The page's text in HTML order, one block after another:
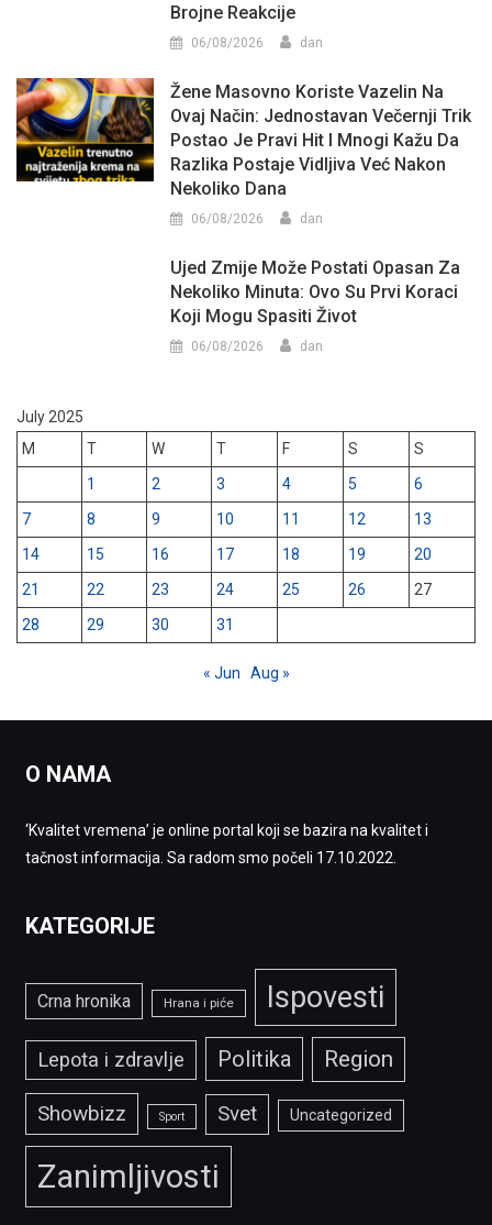
Brojne Reakcije
06/08/2026 dan
Žene Masovno Koriste Vazelin Na
Ovaj Način: Jednostavan Večernji Trik
Postao Je Pravi Hit I Mnogi Kažu Da
Razlika Postaje Vidljiva Već Nakon
Nekoliko Dana
06/08/2026 dan
Ujed Zmije Može Postati Opasan Za
Nekoliko Minuta: Ovo Su Prvi Koraci
Koji Mogu Spasiti Život
06/08/2026 dan
July 2025
M
T W T F S
S
1
2 3 4 5
6
7
8 9 10 11 12
13
14
15 16 17 18 19
20
21
22 23 24 25 26
27
28
29 30 31
« Jun Aug »
O NAMA
‘Kvalitet vremena’ je online portal koji se bazira na kvalitet i
tačnost informacija. Sa radom smo počeli 17.10.2022.
KATEGORIJE
Crna hronika Hrana i piće Ispovesti
Lepota i zdravlje Politika Region
Showbizz Sport Svet Uncategorized
Zanimljivosti